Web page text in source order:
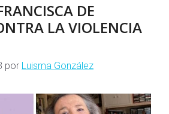
DE
LA VIOLENCIA
por Luisma González